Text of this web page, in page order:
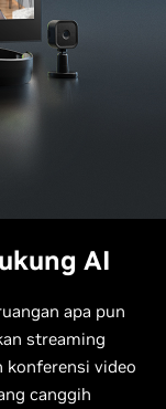
AI
apa pun
streaming
konferensi video
canggih